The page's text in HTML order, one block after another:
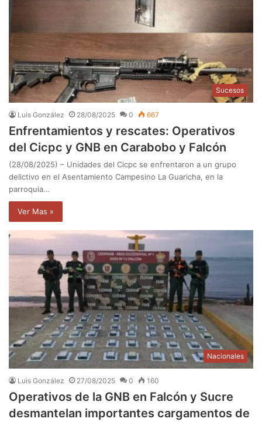
Sucesos
Luis González 28/08/2025 0 667
Enfrentamientos y rescates: Operativos
del Cicpc y GNB en Carabobo y Falcón
(28/08/2025) – Unidades del Cicpc se enfrentaron a un grupo
delictivo en el Asentamiento Campesino La Guaricha, en la
parroquia…
Ver Mas »
Nacionales
Luis González 27/08/2025 0 160
Operativos de la GNB en Falcón y Sucre
desmantelan importantes cargamentos de